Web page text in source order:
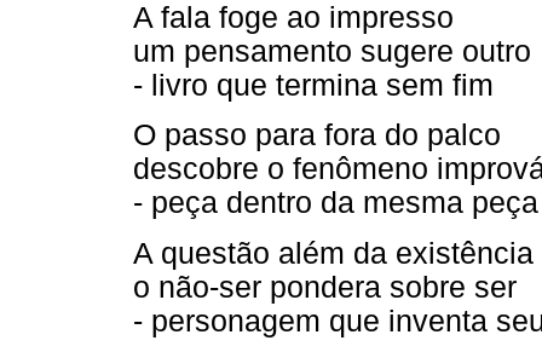
A fala foge ao impresso
um pensamento sugere outro
- livro que termina sem fim
O passo para fora do palco
descobre o fenômeno
- peça dentro da mesma peça
A questão além da existência
o não-ser pondera sobre ser
- personagem que inventa